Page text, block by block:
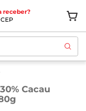
receber?
Cacau